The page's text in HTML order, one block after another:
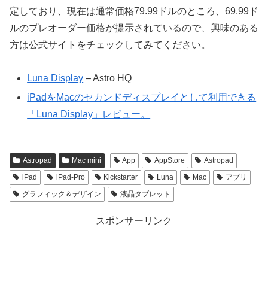
定しており、現在は通常価格79.99ドルのところ、69.99ド
ルのプレオーダー価格が提示されているので、興味のある
方は公式サイトをチェックしてみてください。
Luna Display – Astro HQ
iPadをMacのセカンドディスプレイとして利用できる
「Luna Display」レビュー。
Astropad Mac mini App AppStore
Astropad
iPad
iPad-Pro Kickstarter Luna Mac
アプリ
グラフィック＆デザイン
液晶タブレット
スポンサーリンク